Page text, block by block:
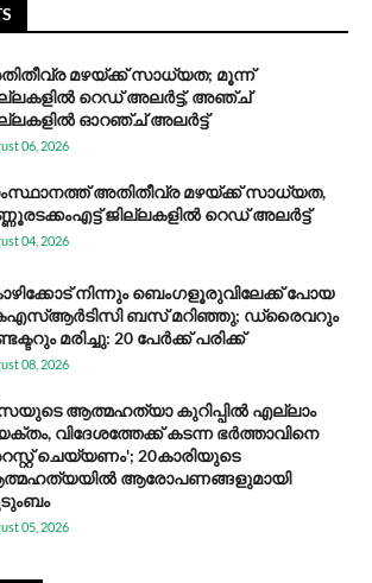
മഴയ്ക്ക് സാധ്യത; മൂന്ന്
റെഡ് അലർട്ട്, അഞ്ച്
ഓറഞ്ച് അലർട്ട്
06, 2026
അ​തി​തീ​വ്ര മ​ഴ​യ്ക്ക് സാ​ധ്യ​ത,
ജി​ല്ല​ക​ളി​ൽ റെ​ഡ് അ​ലർ​ട്ട്
04, 2026
നിന്നും ബെംഗളൂരുവിലേക്ക് പോയ
ബസ് മറിഞ്ഞു; ഡ്രൈവറും
മരിച്ചു: 20 പേര്‍ക്ക് പരിക്ക്
08, 2026
ആത്മഹത്യാ കുറിപ്പിൽ എല്ലാം
വിദേശത്തേക്ക് കടന്ന ഭർത്താവിനെ
ചെയ്യണം'; 20കാരിയുടെ
ആരോപണങ്ങളുമായി
05, 2026